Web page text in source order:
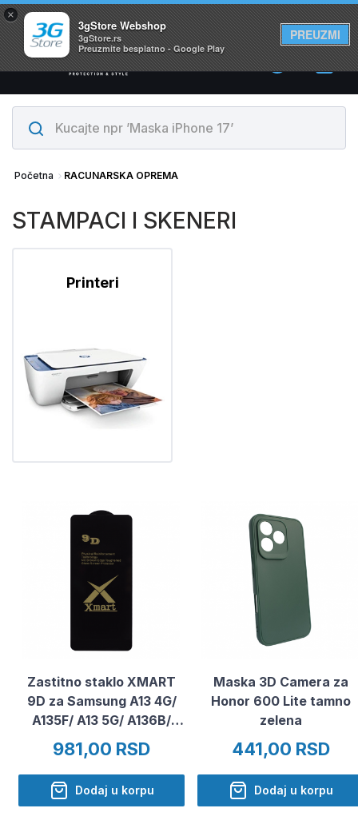
×
3gStore Webshop
3gStore.rs
Preuzmite besplatno - Google Play
PREUZMI
Svi proizvodi su na lageru. Slanje istog dana!
0
Početna RACUNARSKA OPREMA
STAMPACI I SKENERI
Printeri
Zastitno staklo XMART
9D za Samsung A13 4G/
A135F/ A13 5G/ A136B/
A04s/ A047F
981,00 RSD
Dodaj u korpu
Maska 3D Camera za
Honor 600 Lite tamno
zelena
441,00 RSD
Dodaj u korpu